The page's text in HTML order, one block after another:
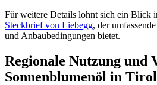
Für weitere Details lohnt sich ein Blick
Steckbrief von Liebegg, der
und Anbaubedingungen bietet.
Regionale Nutzung und
Sonnenblumenöl in Tirol